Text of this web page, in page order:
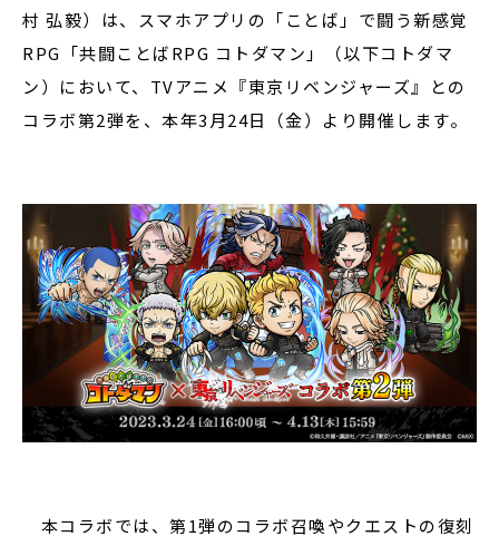
村 弘毅）は、スマホアプリの「ことば」で闘う新感覚
RPG「共闘ことばRPG コトダマン」（以下コトダマ
ン）において、TVアニメ『東京リベンジャーズ』との
コラボ第2弾を、本年3月24日（金）より開催します。
本コラボでは、第1弾のコラボ召喚やクエストの復刻